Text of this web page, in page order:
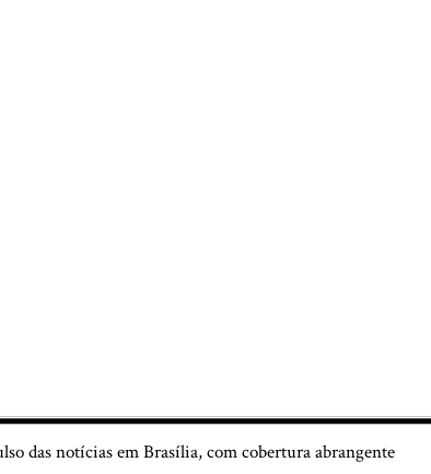
das notícias em Brasília, com cobertura abrangente